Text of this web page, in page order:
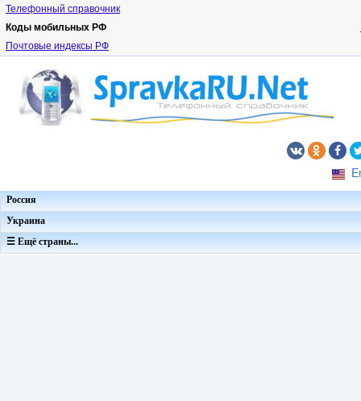
Телефонный справочник
Коды мобильных РФ
Почтовые индексы РФ
Россия
Украина
☰ Ещё страны...